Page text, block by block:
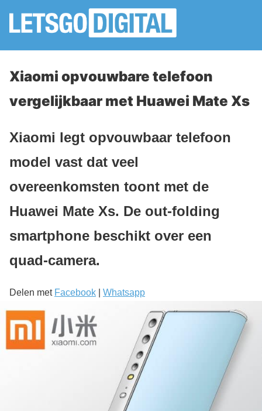
Xiaomi opvouwbare telefoon
vergelijkbaar met Huawei Mate Xs
Xiaomi legt opvouwbaar telefoon
model vast dat veel
overeenkomsten toont met de
Huawei Mate Xs. De out-folding
smartphone beschikt over een
quad-camera.
Delen met Facebook Whatsapp